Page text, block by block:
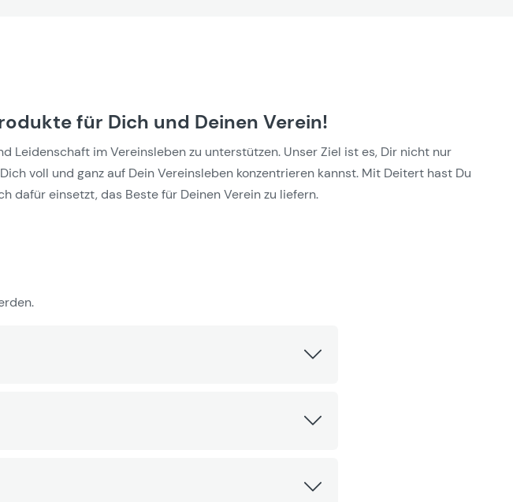
für Dich und Deinen Verein!
Leidenschaft im Vereinsleben zu unterstützen. Unser Ziel ist es, Dir nicht nur
voll und ganz auf Dein Vereinsleben konzentrieren kannst. Mit Deitert hast Du
dafür einsetzt, das Beste für Deinen Verein zu liefern.